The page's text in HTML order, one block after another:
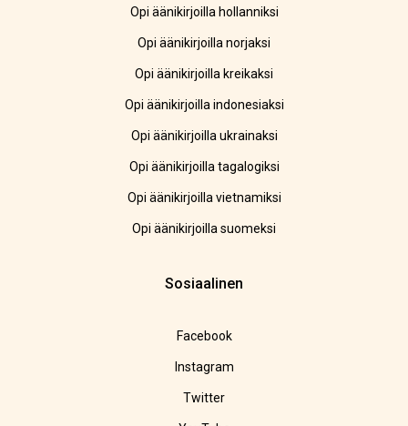
Opi äänikirjoilla hollanniksi
Opi äänikirjoilla norjaksi
Opi äänikirjoilla kreikaksi
Opi äänikirjoilla indonesiaksi
Opi äänikirjoilla ukrainaksi
Opi äänikirjoilla tagalogiksi
Opi äänikirjoilla vietnamiksi
Opi äänikirjoilla suomeksi
Sosiaalinen
Facebook
Instagram
Twitter